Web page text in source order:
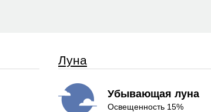
Луна
Убывающая луна
Освещенность 15%